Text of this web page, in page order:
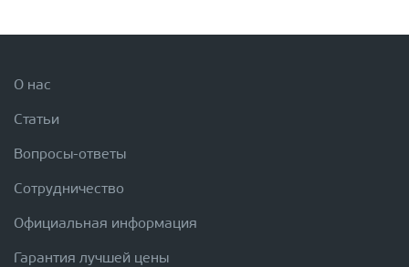
О нас
Статьи
Вопросы-ответы
Сотрудничество
Официальная информация
Гарантия лучшей цены